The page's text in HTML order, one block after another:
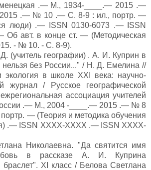
.— М., 1934-____.— 2015 .—
.— № 10 .— С. 8-9 : ил., портр. —
люди) .— ISSN 0130-6073 .— ISSN
Об авт. в конце ст. — (Методическая
- № 10. - С. 8-9).
(учитель географии) . А. И. Куприн в
без России..." / Н. Д. Емелина //
экология в школе XXI века: научно-
журнал / Русское географической
ассоциация учителей
.— М., 2004 -____.— 2015 .— № 8
— (Теория и методика обучения
.— ISSN XXXX-XXXX .— ISSN XXXX-
Николаевна. "Да святится имя
в рассказе А. И. Куприна
браслет". XI класс / Белова Светлана